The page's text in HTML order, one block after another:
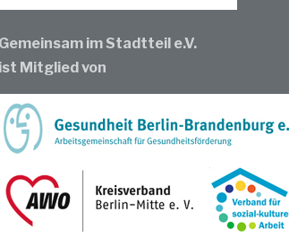
Gemeinsam im Stadtteil e.V.
ist Mitglied von